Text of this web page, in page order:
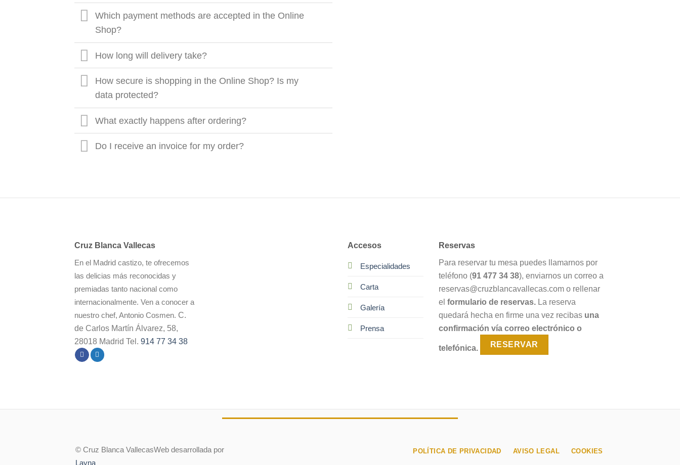
Which payment methods are accepted in the Online
Shop?
How long will delivery take?
How secure is shopping in the Online Shop? Is my
data protected?
What exactly happens after ordering?
Do I receive an invoice for my order?
Cruz Blanca Vallecas
En el Madrid castizo, te ofrecemos
las delicias más reconocidas y
premiadas tanto nacional como
internacionalmente. Ven a conocer a
nuestro chef, Antonio Cosmen. C.
de Carlos Martín Álvarez, 58,
28018 Madrid Tel. 914 77 34 38
Accesos
Especialidades
Carta
Galería
Prensa
Reservas
Para reservar tu mesa puedes llamarnos por
teléfono (91 477 34 38), enviarnos un correo a
reservas@cruzblancavallecas.com o rellenar
el formulario de reservas. La reserva
quedará hecha en firme una vez recibas una
confirmación vía correo electrónico o
telefónica. RESERVAR
© Cruz Blanca VallecasWeb desarrollada por
Layna
POLÍTICA DE PRIVACIDAD AVISO LEGAL COOKIES